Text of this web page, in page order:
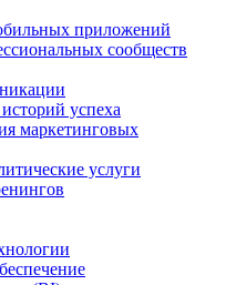
приложений
сообществ
успеха
маркетинговых
услуги